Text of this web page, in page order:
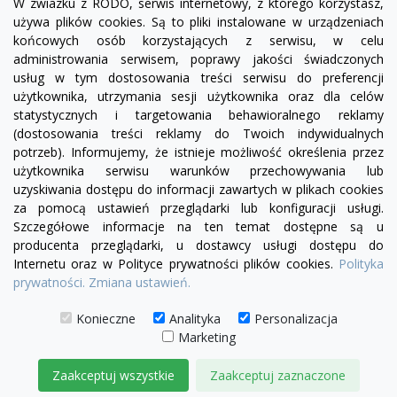
FacebookYouTubePinterest
używa plików cookies. Są to pliki instalowane w urządzeniach
końcowych osób korzystających z serwisu, w celu
administrowania serwisem, poprawy jakości świadczonych
usług w tym dostosowania treści serwisu do preferencji
użytkownika, utrzymania sesji użytkownika oraz dla celów
statystycznych i targetowania behawioralnego reklamy
(dostosowania treści reklamy do Twoich indywidualnych
potrzeb). Informujemy, że istnieje możliwość określenia przez
użytkownika serwisu warunków przechowywania lub
uzyskiwania dostępu do informacji zawartych w plikach cookies
za pomocą ustawień przeglądarki lub konfiguracji usługi.
Szczegółowe informacje na ten temat dostępne są u
producenta przeglądarki, u dostawcy usługi dostępu do
Internetu oraz w Polityce prywatności plików cookies. Polityka
prywatności. Zmiana ustawień.
Konieczne Analityka
Personalizacja
Marketing
Zaakceptuj wszystkie Zaakceptuj zaznaczone
PRODUKTY

INFORMACJE
